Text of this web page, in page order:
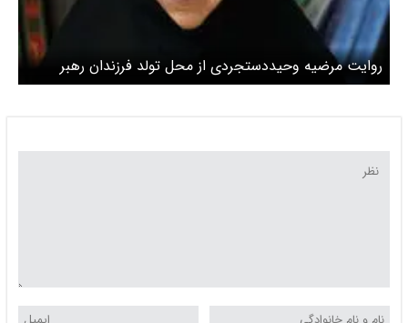
روایت مرضیه وحیددستجردی از محل تولد فرزندان رهبر
انقلاب / نوه‌های رهبر شهید در این بیمارستان در تهران به دنیا